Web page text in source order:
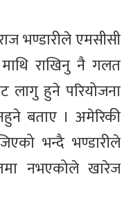
भण्डारीले एमसीसी
राखिनु नै गलत
लागु हुने परियोजना
बताए । अमेरिकी
भन्दै भण्डारीले
नभएकोले खारेज